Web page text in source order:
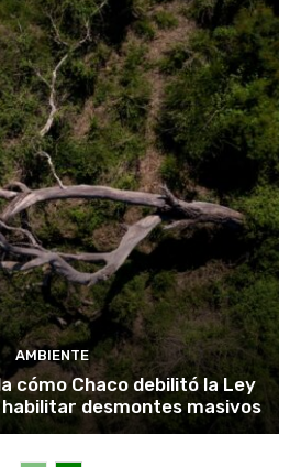
AMBIENTE
cómo Chaco debilitó la Ley
habilitar desmontes masivos